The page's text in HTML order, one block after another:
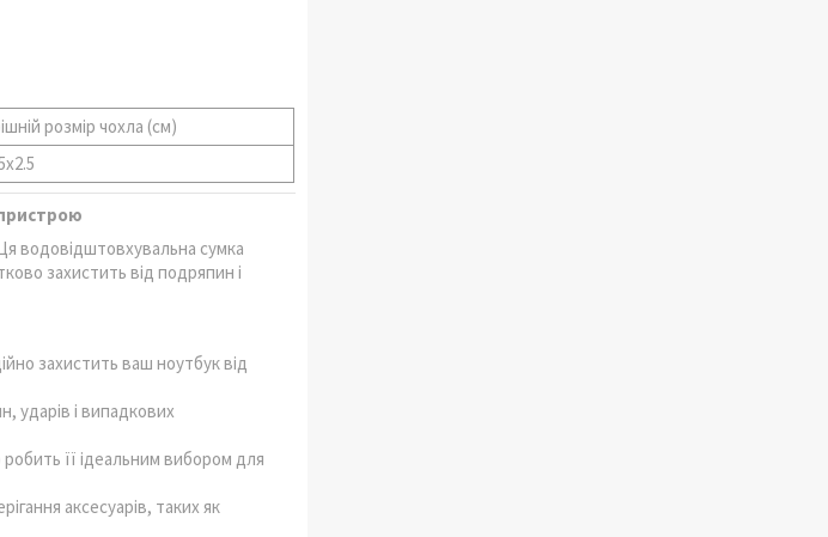
розмір чохла (см)
водовідштовхувальна сумка
захистить від подряпин і
захистить ваш ноутбук від
ударів і випадкових
її ідеальним вибором для
аксесуарів, таких як